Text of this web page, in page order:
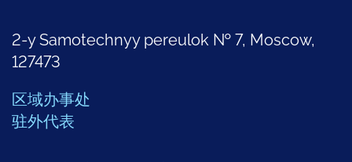
2-y Samotechnyy pereulok № 7, Moscow,
127473
区域办事处
驻外代表